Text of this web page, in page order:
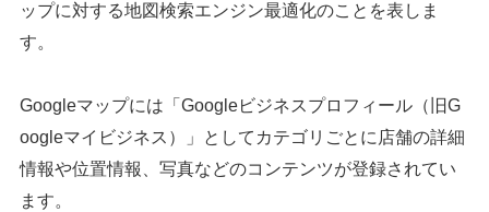
ップに対する地図検索エンジン最適化のことを表しま
す。
Googleマップには「Googleビジネスプロフィール（旧G
oogleマイビジネス）」としてカテゴリごとに店舗の詳細
情報や位置情報、写真などのコンテンツが登録されてい
ます。